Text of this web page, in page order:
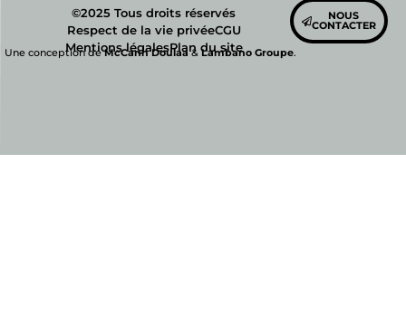
©2025 Tous droits réservés
Respect de la vie privéeCGU
Mentions légalesPlan du site
NOUS
CONTACTER
Une conception deMcCann Doulaa&Lambano Groupe.